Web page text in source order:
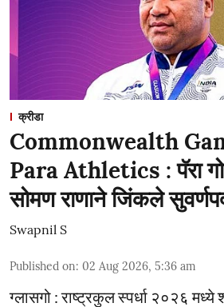
क्रीडा
Commonwealth
Para Athletics : पॅरा
सोमण राणाने जिंकले
Swapnil S
Published on: 02 Aug 2026, 5:36 am
ग्लासगो : राष्ट्रकुल स्पर्धा २०२६ मध्ये